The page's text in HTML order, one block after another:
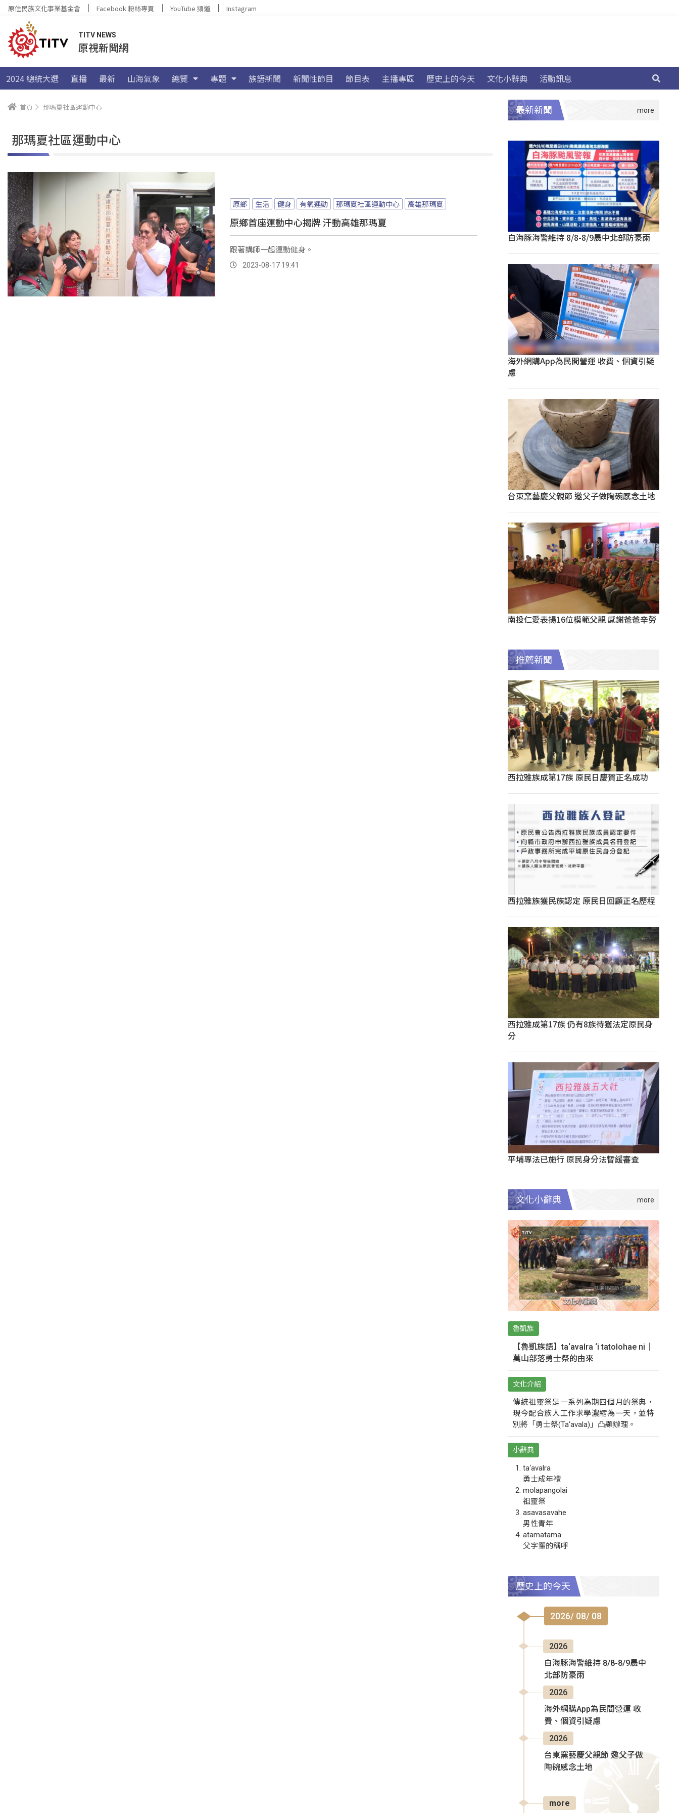
原住民族文化事業基金會 Facebook 粉絲專頁 YouTube 頻道 Instagram
TITV NEWS
原視新聞網
2024 總統大選 直播 最新 山海氣象 總覽 專題 族語新聞 新聞性節目 節目表 主播專區 歷史上的今天 文化小辭典 活動訊息
首頁 那瑪夏社區運動中心
那瑪夏社區運動中心
原鄉 生活 健身 有氧運動 那瑪夏社區運動中心 高雄那瑪夏
原鄉首座運動中心揭牌 汗動高雄那瑪夏
跟著講師一起運動健身。
2023-08-17 19:41
最新新聞
白海豚海警維持 8/8-8/9晨中北部防豪雨
海外網購App為民間營運 收費、個資引疑
慮
台東窯藝慶父親節 邀父子做陶碗感念土地
南投仁愛表揚16位模範父親 感謝爸爸辛勞
推薦新聞
西拉雅族成第17族 原民日慶賀正名成功
西拉雅族獲民族認定 原民日回顧正名歷程
西拉雅成第17族 仍有8族待獲法定原民身
分
平埔專法已施行 原民身分法暫緩審查
文化小辭典
魯凱族
【魯凱族語】ta‘avalra ‘i tatolohae ni｜
萬山部落勇士祭的由來
文化介紹
傳統祖靈祭是一系列為期四個月的祭典，
現今配合族人工作求學濃縮為一天，並特
別將「勇士祭(Ta‘avala)」凸顯辦理。
小辭典
ta‘avalra
勇士成年禮
molapangolai
祖靈祭
asavasavahe
男性青年
atamatama
父字輩的稱呼
歷史上的今天
2026/ 08/ 08
2026
白海豚海警維持 8/8-8/9晨中
北部防豪雨
2026
海外網購App為民間營運 收
費、個資引疑慮
2026
台東窯藝慶父親節 邀父子做
陶碗感念土地
more